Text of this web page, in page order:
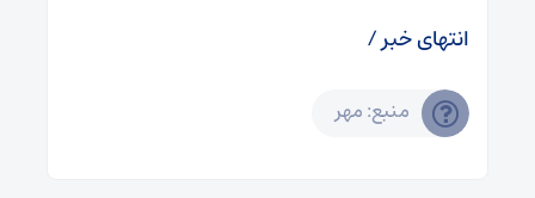
انتهای خبر /
منبع: مهر